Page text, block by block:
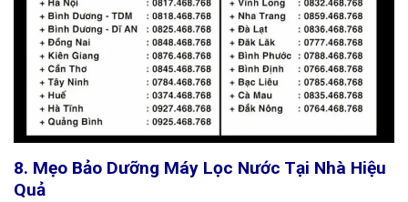
8. Mẹo Bảo Dưỡng Máy Lọc Nước Tại Nhà Hiệu
Quả